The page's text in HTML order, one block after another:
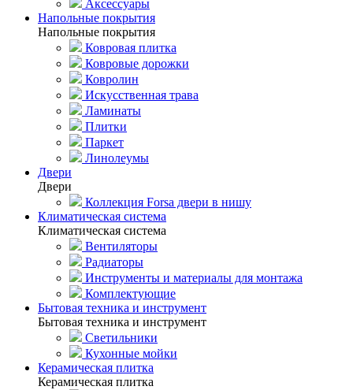
Аксессуары
Напольные покрытия
Напольные покрытия
Ковровая плитка
Ковровые дорожки
Ковролин
Искусственная трава
Ламинаты
Плитки
Паркет
Линолеумы
Двери
Двери
Коллекция Forsa двери в нишу
Климатическая система
Климатическая система
Вентиляторы
Радиаторы
Инструменты и материалы для монтажа
Комплектующие
Бытовая техника и инструмент
Бытовая техника и инструмент
Светильники
Кухонные мойки
Керамическая плитка
Керамическая плитка